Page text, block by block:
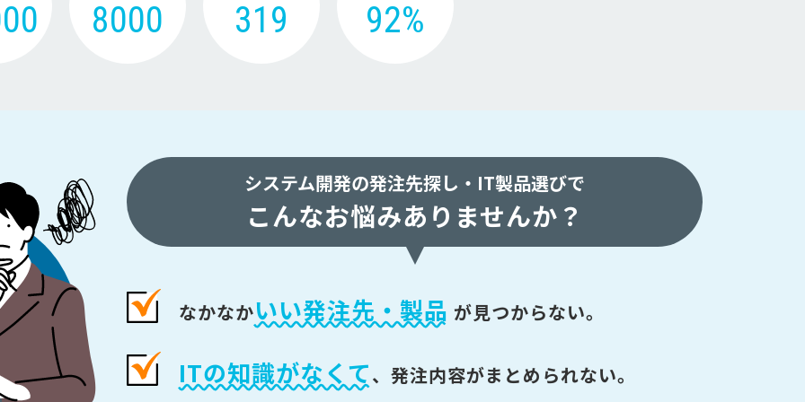
8000 319 92%
システム開発の発注先探し・ IT製品選びで
こんなお悩みありませんか？
なかなかいい発注先・製品 が見つからない。
ITの知識がなくて、 発注内容がまとめられない。